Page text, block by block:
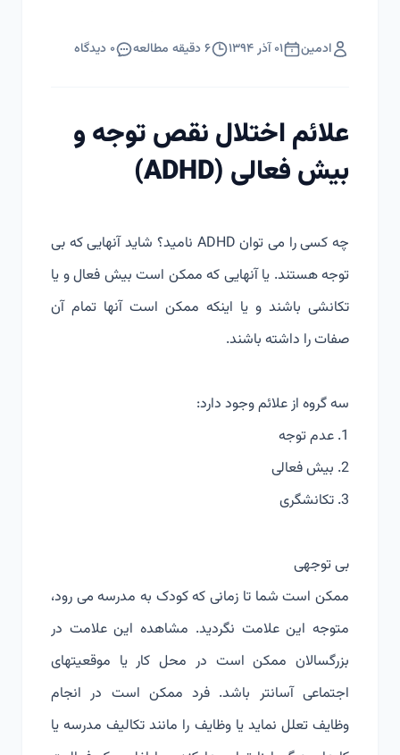
ادمین ۰۱ آذر ۱۳۹۴ ۶ دقیقه مطالعه ۰ دیدگاه
علائم اختلال نقص توجه و
بیش فعالی (ADHD)
چه کسی را می توان ADHD نامید؟ شاید آنهایی که بی
توجه هستند. یا آنهایی که ممکن است بیش فعال و یا
تکانشی باشند و یا اینکه ممکن است آنها تمام آن
صفات را داشته باشند.
سه گروه از علائم وجود دارد:
1. عدم توجه
2. بیش فعالی
3. تکانشگری
بی توجهی
ممکن است شما تا زمانی که کودک به مدرسه می رود،
متوجه این علامت نگردید. مشاهده این علامت در
بزرگسالان ممکن است در محل کار یا موقعیتهای
اجتماعی آسانتر باشد. فرد ممکن است در انجام
وظایف تعلل نماید یا وظایف را مانند تکالیف مدرسه یا